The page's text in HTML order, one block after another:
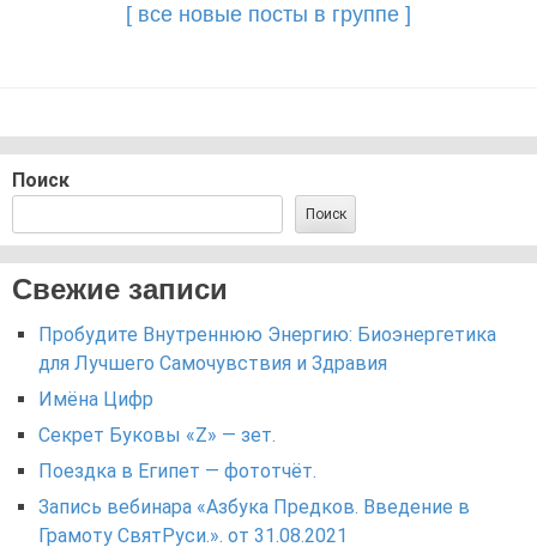
[ все новые посты в группе ]
Поиск
Поиск
Свежие записи
Пробудите Внутреннюю Энергию: Биоэнергетика
для Лучшего Самочувствия и Здравия
Имёна Цифр
Секрет Буковы «Z» — зет.
Поездка в Египет — фототчёт.
Запись вебинара «Азбука Предков. Введение в
Грамоту СвятРуси.». от 31.08.2021